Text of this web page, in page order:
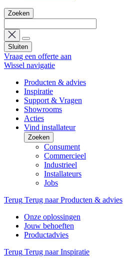
Zoeken
Sluiten
Vraag een offerte aan
Wissel navigatie
Producten & advies
Inspiratie
Support & Vragen
Showrooms
Acties
Vind installateur
Zoeken
Consument
Commercieel
Industrieel
Installateurs
Jobs
Terug Terug naar Producten & advies
Onze oplossingen
Jouw behoeften
Productadvies
Terug Terug naar Inspiratie